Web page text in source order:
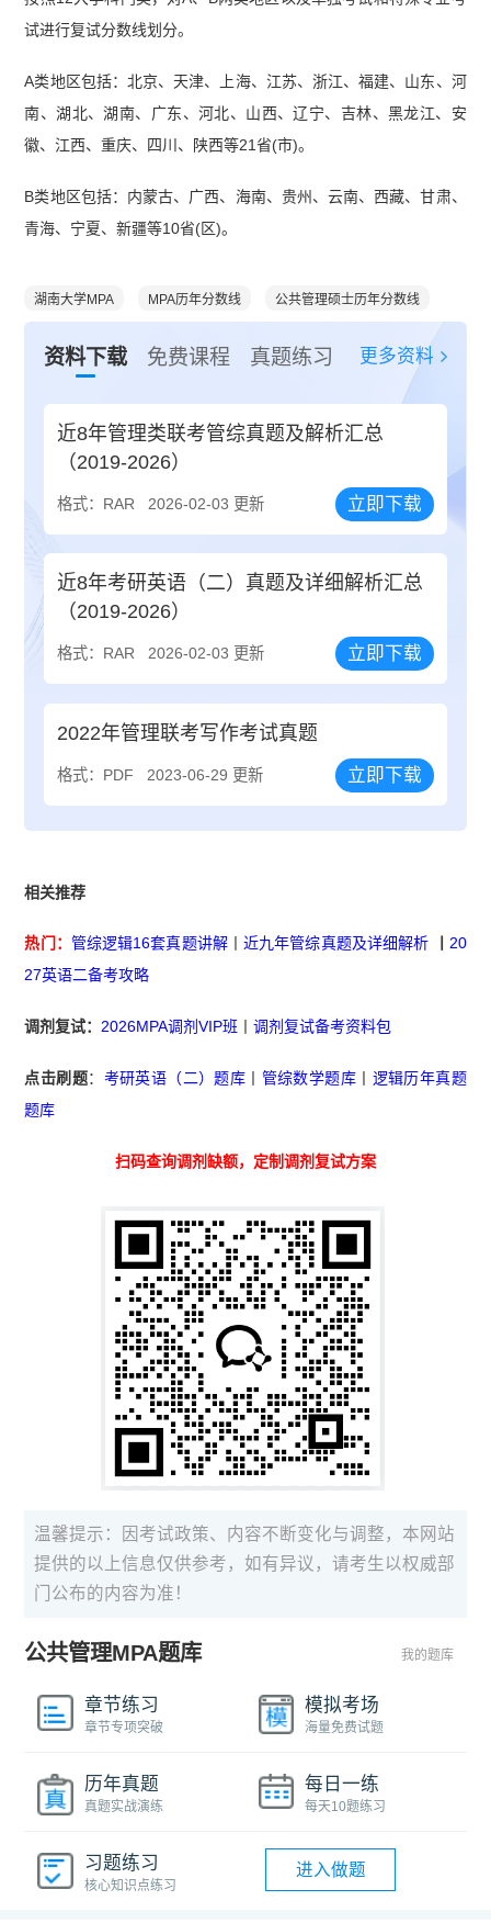
试进行复试分数线划分。
A类地区包括：北京、天津、上海、江苏、浙江、福建、山东、河
南、湖北、湖南、广东、河北、山西、辽宁、吉林、黑龙江、安
徽、江西、重庆、四川、陕西等21省(市)。
B类地区包括：内蒙古、广西、海南、贵州、云南、西藏、甘肃、
青海、宁夏、新疆等10省(区)。
湖南大学MPA MPA历年分数线 公共管理硕士历年分数线
资料下载 免费课程 真题练习 更多资料
近8年管理类联考管综真题及解析汇总
（2019-2026）
格式：RAR 2026-02-03 更新 立即下载
近8年考研英语（二）真题及详细解析汇总
（2019-2026）
格式：RAR 2026-02-03 更新 立即下载
2022年管理联考写作考试真题
格式：PDF 2023-06-29 更新 立即下载
相关推荐
热门： 管综逻辑16套真题讲解丨近九年管综真题及详细解析
20
27英语二备考攻略
调剂复试：2026MPA调剂VIP班 丨调剂复试备考资料包
点击刷题： 考研英语（二）题库 管综数学题库
逻辑历年真题
题库
扫码查询调剂缺额，定制调剂复试方案
温馨提示：因考试政策、内容不断变化与调整，本网站
提供的以上信息仅供参考，如有异议，请考生以权威部
门公布的内容为准！
公共管理MPA题库 我的题库
章节练习
章节专项突破
模拟考场
海量免费试题
历年真题
真题实战演练
每日一练
每天10题练习
习题练习
核心知识点练习
进入做题